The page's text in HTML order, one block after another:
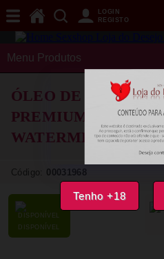
Tenho +18
LOGIN
REGISTO
Menu Produtos
ÓLEO DE
PREMIUM
WATERMELON 3 IN
Código: 00031968
DISPONÍVEL